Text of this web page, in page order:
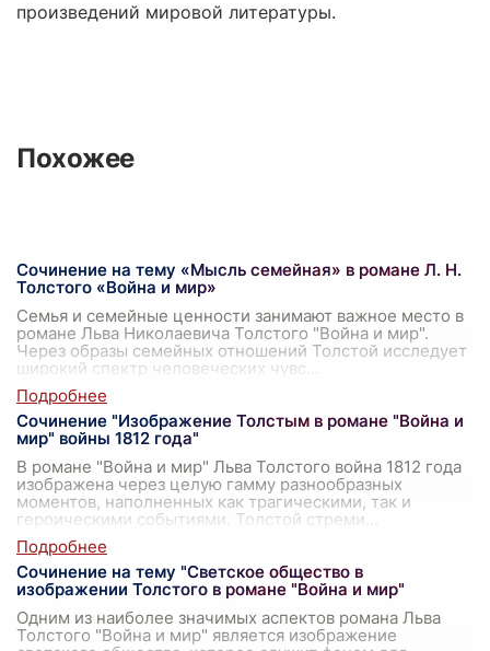
произведений мировой литературы.
Похожее
Сочинение на тему «Мысль семейная» в романе Л. Н.
Толстого «Война и мир»
Семья и семейные ценности занимают важное место в
романе Льва Николаевича Толстого "Война и мир".
Через образы семейных отношений Толстой исследует
широкий спектр человеческих чувс
Сочинение "Изображение Толстым в романе "Война и
мир" войны 1812 года"
В романе "Война и мир" Льва Толстого война 1812 года
изображена через целую гамму разнообразных
моментов, наполненных как трагическими, так и
героическими событиями. Толстой стреми
Сочинение на тему "Светское общество в
изображении Толстого в романе "Война и мир"
Одним из наиболее значимых аспектов романа Льва
Толстого "Война и мир" является изображение